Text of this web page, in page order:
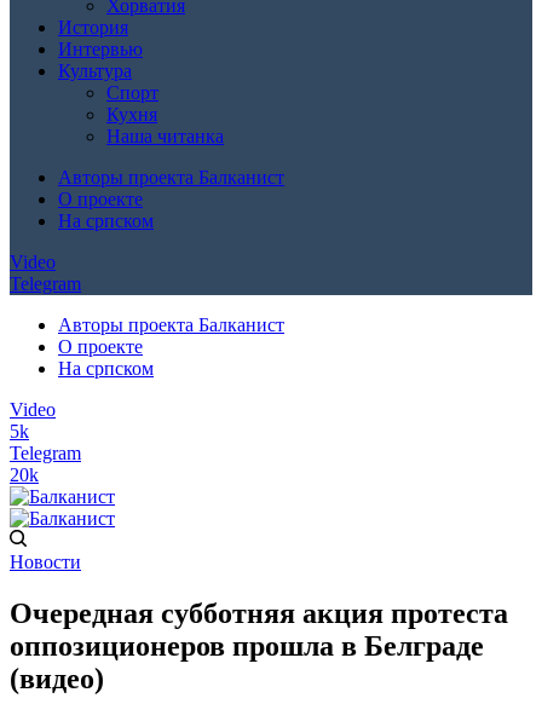
Хорватия
История
Интервью
Культура
Спорт
Кухня
Наша читанка
Авторы проекта Балканист
О проекте
На српском
Video
Telegram
Авторы проекта Балканист
О проекте
На српском
Video
5k
Telegram
20k
Новости
Очередная субботняя акция протеста
оппозиционеров прошла в Белграде
(видео)